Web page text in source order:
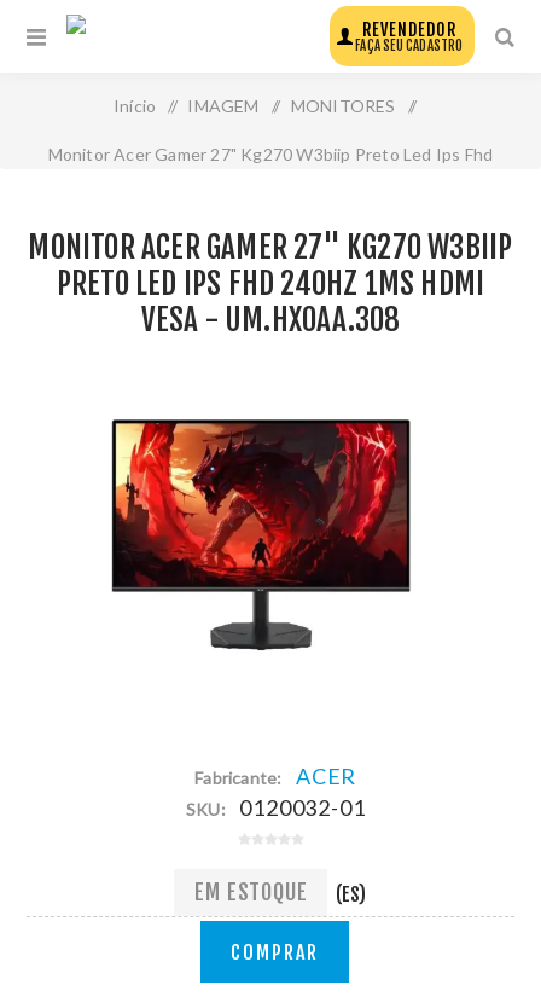
REVENDEDOR
FAÇA SEU CADASTRO
Início / IMAGEM / MONITORES /
Monitor Acer Gamer 27" Kg270 W3biip Preto Led Ips Fhd
MONITOR ACER GAMER 27" KG270 W3BIIP
PRETO LED IPS FHD 240HZ 1MS HDMI
VESA - UM.HX0AA.308
Fabricante: ACER
SKU: 0120032-01
EM ESTOQUE (ES)
COMPRAR